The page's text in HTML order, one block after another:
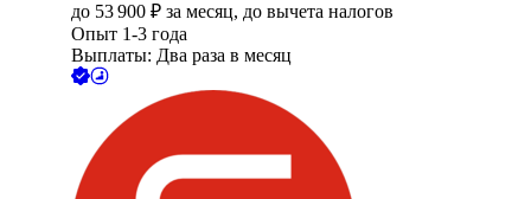
до 53 900 ₽ за месяц, до вычета налогов
Опыт 1-3 года
Выплаты: Два раза в месяц